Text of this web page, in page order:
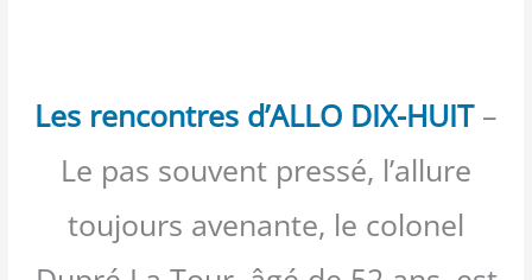
Les rencontres d’ALLO DIX-HUIT–
Le pas souvent pressé, l’allure
toujours avenante, le colonel